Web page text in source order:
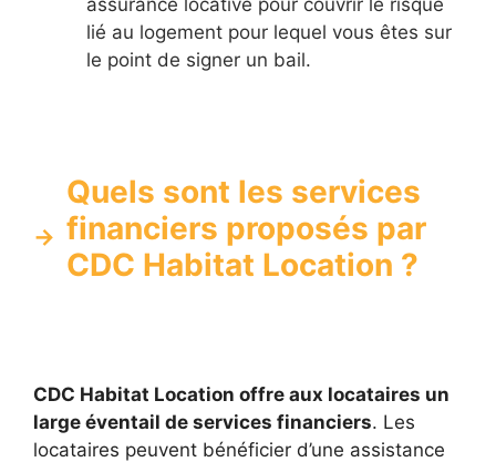
assurance locative pour couvrir le risque
lié au logement pour lequel vous êtes sur
le point de signer un bail.
Quels sont les services
financiers proposés par
CDC Habitat Location ?
CDC Habitat Location offre aux locataires un
large éventail de services financiers. Les
locataires peuvent bénéficier d’une assistance